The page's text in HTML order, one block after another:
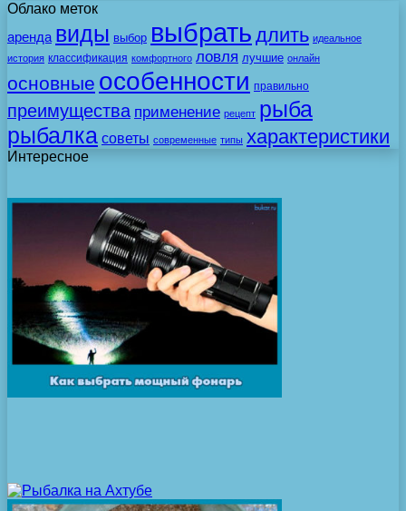
Облако меток
аренда виды выбор выбрать длить идеальное
история классификация комфортного ловля лучшие онлайн
основные особенности правильно
преимущества применение рецепт рыба
рыбалка советы современные типы характеристики
Интересное